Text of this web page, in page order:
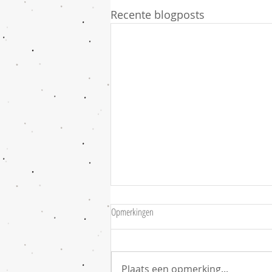
Recente blogposts
Fijne jaarwisseling...
Op naar een nieuw jaar 🗓 vol
Opmerkingen
Plaats een opmerking...